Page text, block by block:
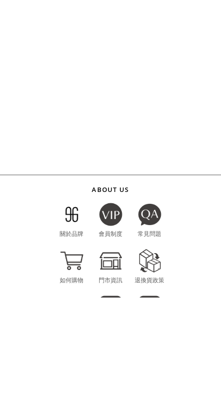
ABOUT US
關於品牌 會員制度 常見問題
如何購物 門市資訊 退換貨政策